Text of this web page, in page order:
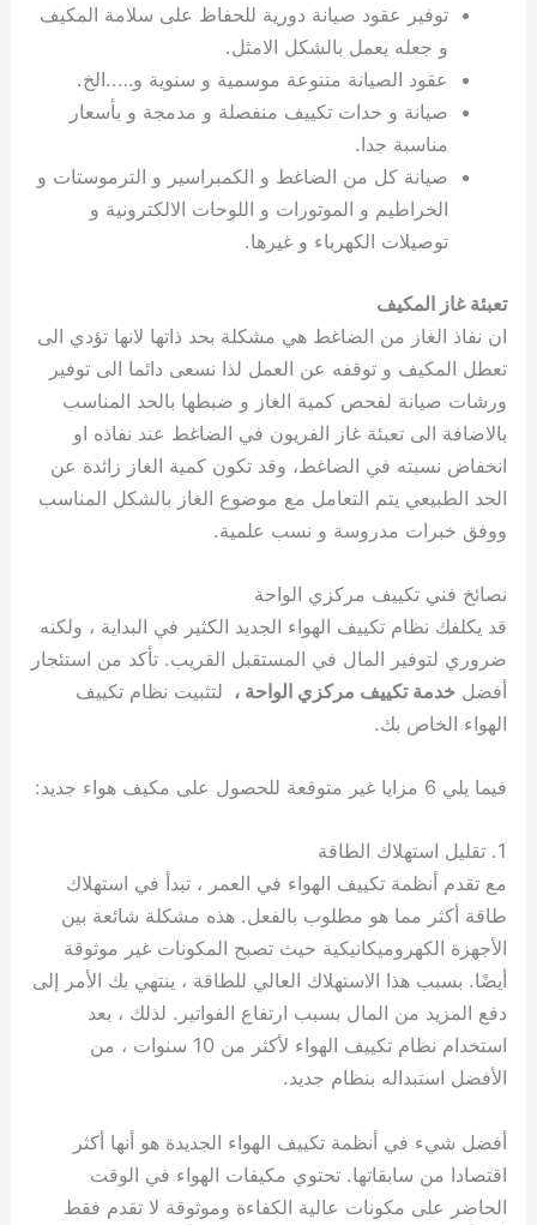
توفير عقود صيانة دورية للحفاظ على سلامة المكيف
و جعله يعمل بالشكل الامثل.
عقود الصيانة متنوعة موسمية و سنوية و…..الخ.
صيانة و حدات تكييف منفصلة و مدمجة و بأسعار
مناسبة جدا.
صيانة كل من الضاغط و الكمبراسير و الترموستات و
الخراطيم و الموتورات و اللوحات الالكترونية و
توصيلات الكهرباء و غيرها.
تعبئة غاز المكيف
ان نفاذ الغاز من الضاغط هي مشكلة بحد ذاتها لانها تؤدي الى
تعطل المكيف و توقفه عن العمل لذا نسعى دائما الى توفير
ورشات صيانة لفحص كمية الغاز و ضبطها بالحد المناسب
بالاضافة الى تعبئة غاز الفريون في الضاغط عند نفاذه او
انخفاض نسبته في الضاغط، وقد تكون كمية الغاز زائدة عن
الحد الطبيعي يتم التعامل مع موضوع الغاز بالشكل المناسب
ووفق خبرات مدروسة و نسب علمية.
نصائخ فني تكييف مركزي الواحة
قد يكلفك نظام تكييف الهواء الجديد الكثير في البداية ، ولكنه
ضروري لتوفير المال في المستقبل القريب. تأكد من استئجار
أفضلخدمة تكييف مركزي الواحة ، لتثبيت نظام تكييف
الهواء الخاص بك.
فيما يلي 6 مزايا غير متوقعة للحصول على مكيف هواء جديد:
1. تقليل استهلاك الطاقة
مع تقدم أنظمة تكييف الهواء في العمر ، تبدأ في استهلاك
طاقة أكثر مما هو مطلوب بالفعل. هذه مشكلة شائعة بين
الأجهزة الكهروميكانيكية حيث تصبح المكونات غير موثوقة
أيضًا. بسبب هذا الاستهلاك العالي للطاقة ، ينتهي بك الأمر إلى
دفع المزيد من المال بسبب ارتفاع الفواتير. لذلك ، بعد
استخدام نظام تكييف الهواء لأكثر من 10 سنوات ، من
الأفضل استبداله بنظام جديد.
أفضل شيء في أنظمة تكييف الهواء الجديدة هو أنها أكثر
اقتصادا من سابقاتها. تحتوي مكيفات الهواء في الوقت
الحاضر على مكونات عالية الكفاءة وموثوقة لا تقدم فقط